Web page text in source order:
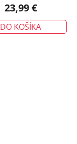
23,99 €
DO KOŠÍKA